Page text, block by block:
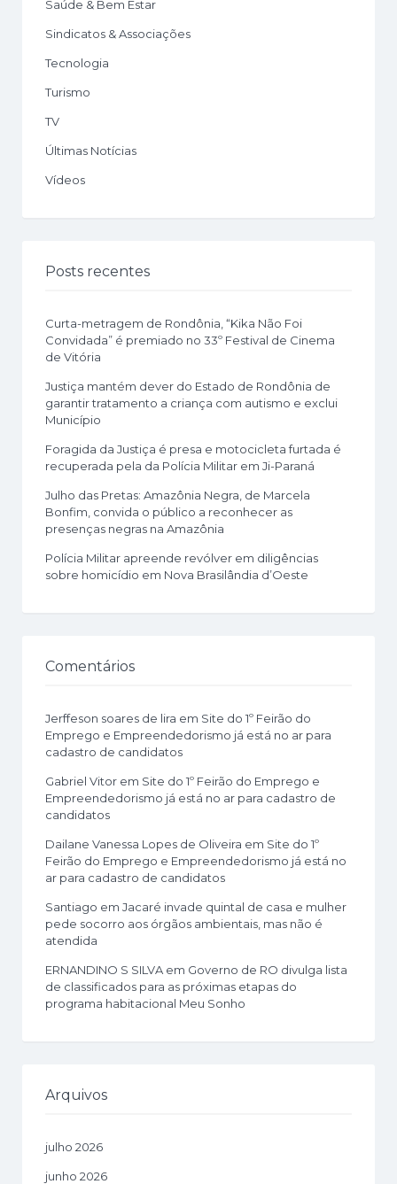
Saúde & Bem Estar
Sindicatos & Associações
Tecnologia
Turismo
TV
Últimas Notícias
Vídeos
Posts recentes
Curta-metragem de Rondônia, “Kika Não Foi
Convidada” é premiado no 33º Festival de Cinema
de Vitória
Justiça mantém dever do Estado de Rondônia de
garantir tratamento a criança com autismo e exclui
Município
Foragida da Justiça é presa e motocicleta furtada é
recuperada pela da Polícia Militar em Ji-Paraná
Julho das Pretas: Amazônia Negra, de Marcela
Bonfim, convida o público a reconhecer as
presenças negras na Amazônia
Polícia Militar apreende revólver em diligências
sobre homicídio em Nova Brasilândia d’Oeste
Comentários
Jerffeson soares de lira em Site do 1º Feirão do
Emprego e Empreendedorismo já está no ar para
cadastro de candidatos
Gabriel Vitor em Site do 1º Feirão do Emprego e
Empreendedorismo já está no ar para cadastro de
candidatos
Dailane Vanessa Lopes de Oliveira em Site do 1º
Feirão do Emprego e Empreendedorismo já está no
ar para cadastro de candidatos
Santiago em Jacaré invade quintal de casa e mulher
pede socorro aos órgãos ambientais, mas não é
atendida
ERNANDINO S SILVA em Governo de RO divulga lista
de classificados para as próximas etapas do
programa habitacional Meu Sonho
Arquivos
julho 2026
junho 2026